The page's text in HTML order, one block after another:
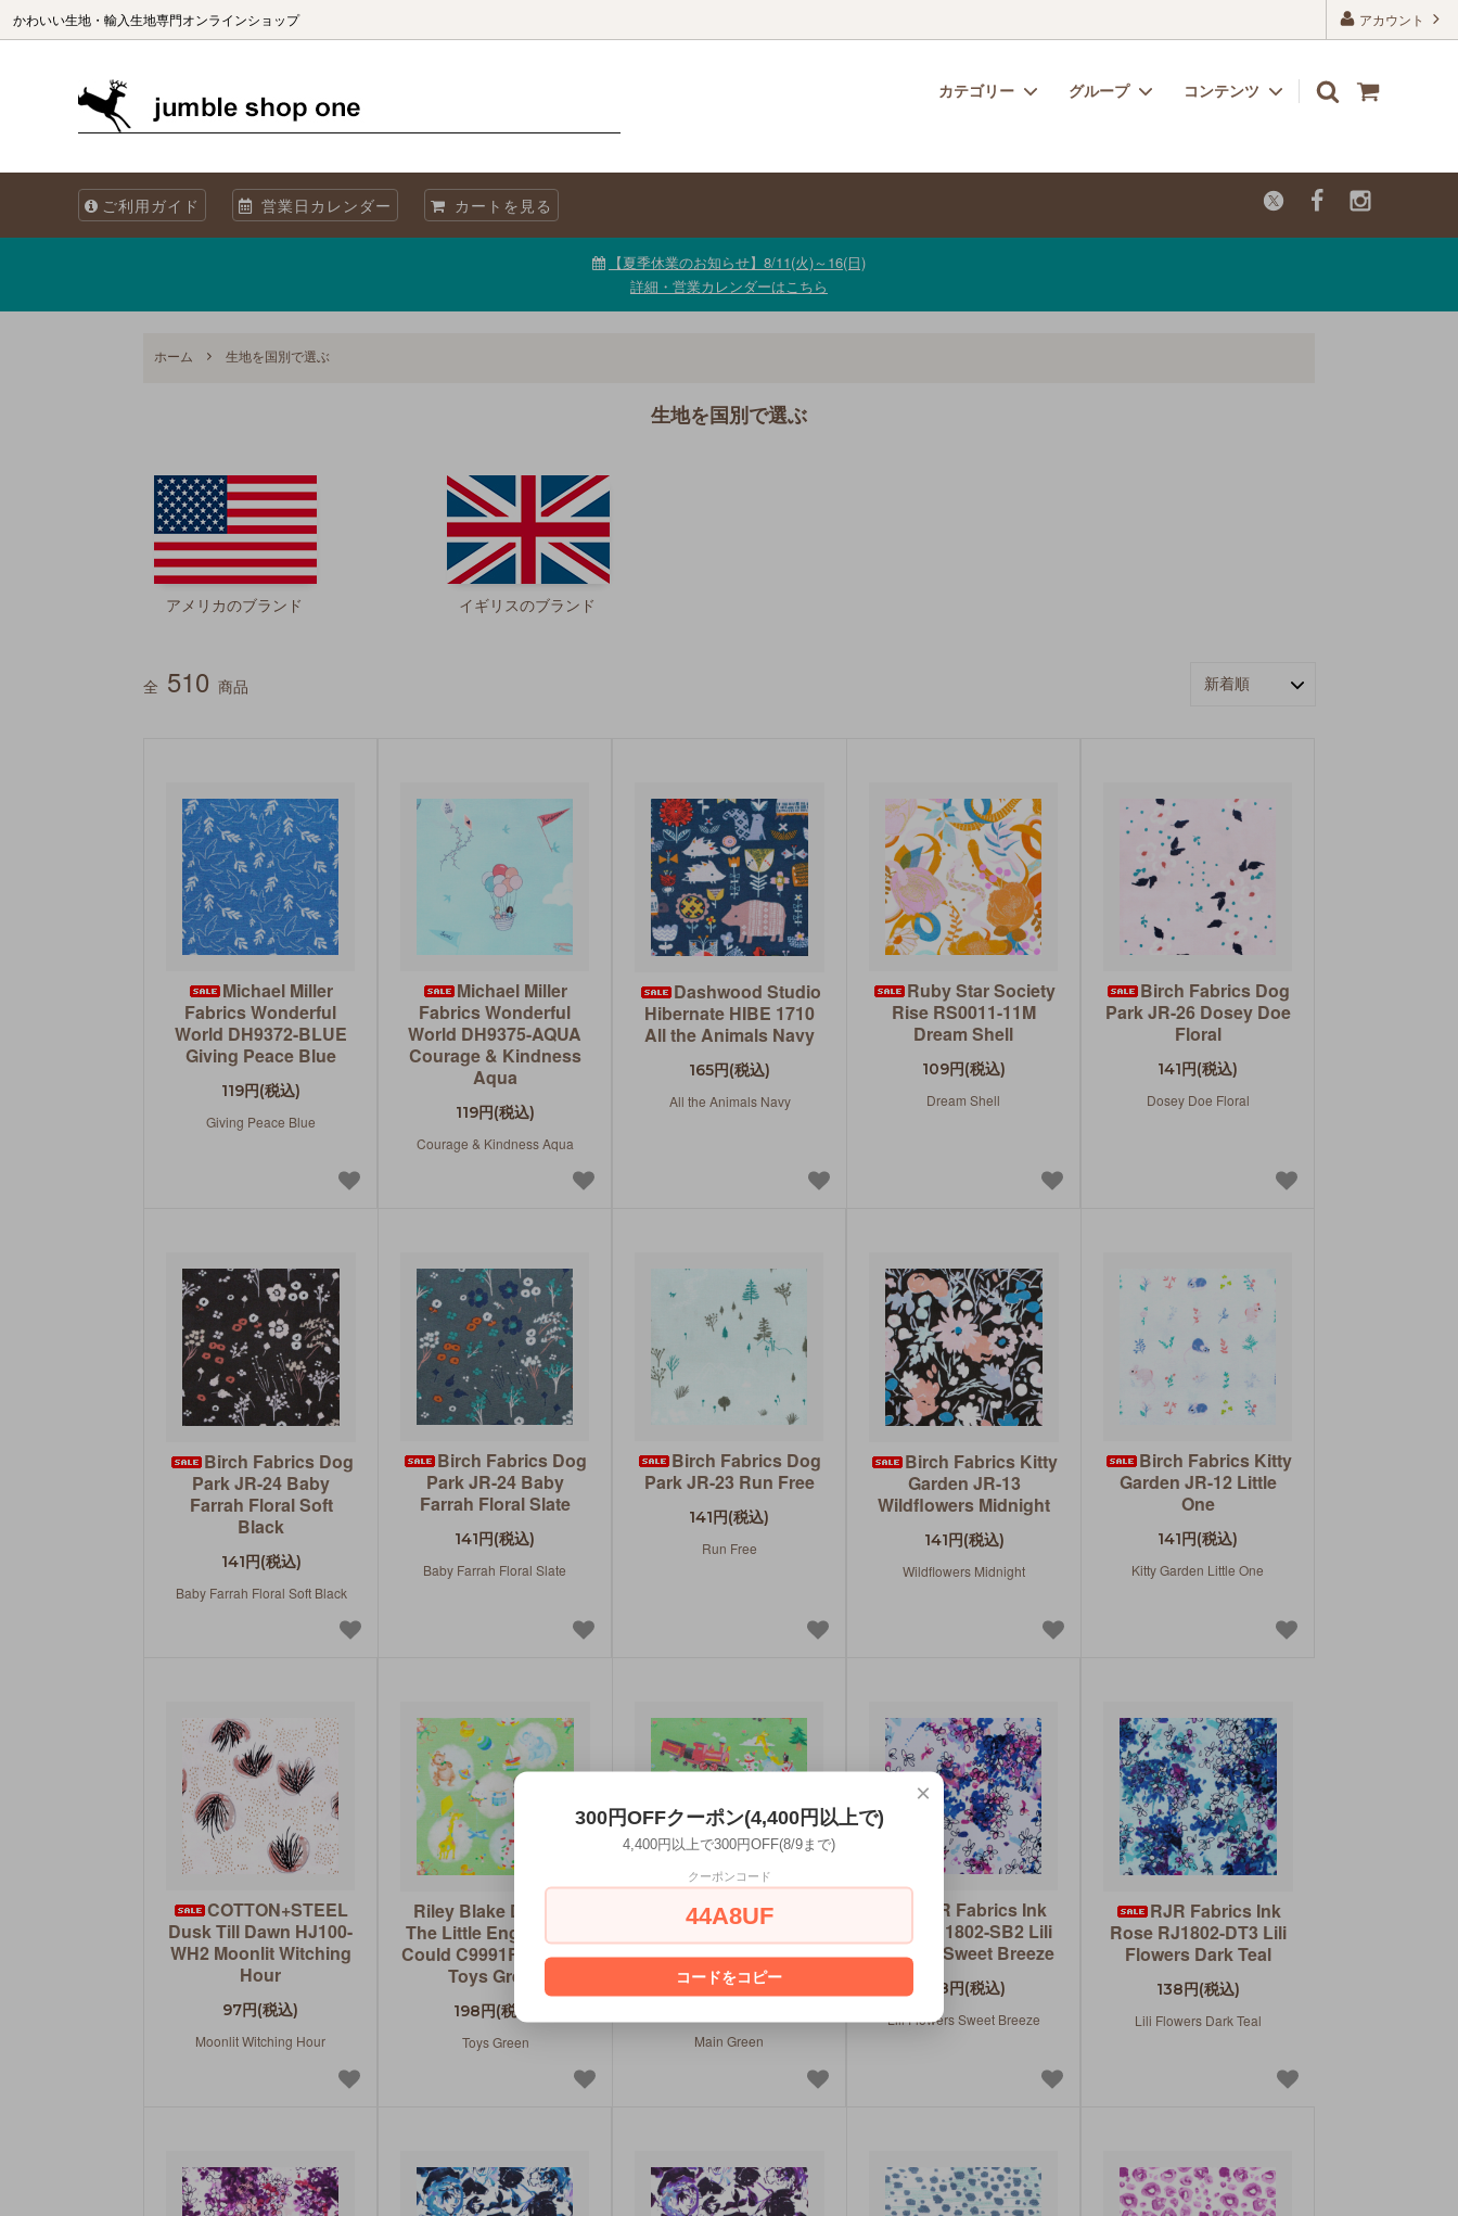
アカウント
かわいい生地・輸入生地専門オンラインショップ
カテゴリー
オリジナル生地 Sewslow
グループ
生地をコレクションで選ぶ オーガニックコットン
生地【セール品・値下げ品】
コンテンツ
当店について
ご利用ガイド 営業日カレンダー カートを見る
【夏季休業のお知らせ】8/11(火)～16(日)
詳細・営業カレンダーはこちら
ホーム 生地を国別で選ぶ
生地を国別で選ぶ
アメリカのブランド イギリスのブランド
全 510 商品
Michael Miller
Fabrics Wonderful
World DH9372-BLUE
Giving Peace Blue
119円(税込)
Giving Peace Blue
Michael Miller
Fabrics Wonderful
World DH9375-AQUA
Courage & Kindness
Aqua
119円(税込)
Courage & Kindness Aqua
Dashwood Studio
Hibernate HIBE 1710
All the Animals Navy
165円(税込)
All the Animals Navy
Ruby Star Society
Rise RS0011-11M
Dream Shell
109円(税込)
Dream Shell
Birch Fabrics Dog
Park JR-26 Dosey Doe
Floral
141円(税込)
Dosey Doe Floral
Birch Fabrics Dog
Park JR-24 Baby
Farrah Floral Soft
Black
141円(税込)
Baby Farrah Floral Soft Black
Birch Fabrics Dog
Park JR-24 Baby
Farrah Floral Slate
141円(税込)
Baby Farrah Floral Slate
Birch Fabrics Dog
Park JR-23 Run Free
141円(税込)
Run Free
Birch Fabrics Kitty
Garden JR-13
Wildflowers Midnight
141円(税込)
Wildflowers Midnight
Birch Fabrics Kitty
Garden JR-12 Little
One
141円(税込)
Kitty Garden Little One
COTTON+STEEL
Dusk Till Dawn HJ100-
WH2 Moonlit Witching
Hour
97円(税込)
Moonlit Witching Hour
Riley Blake Designs
The Little Engine That
Could C9991R-GREEN
Toys Green
198円(税込)
Toys Green
Riley Blake Designs
The Little Engine That
Could C9990R-GREEN
Main Green
Main Green
RJR Fabrics Ink
Rose RJ1802-SB2 Lili
Flowers Sweet Breeze
138円(税込)
Lili Flowers Sweet Breeze
RJR Fabrics Ink
Rose RJ1802-DT3 Lili
Flowers Dark Teal
138円(税込)
Lili Flowers Dark Teal
×
300円OFFクーポン(4,400円以上で)
4,400円以上で300円OFF(8/9まで)
クーポンコード
44A8UF
コードをコピー